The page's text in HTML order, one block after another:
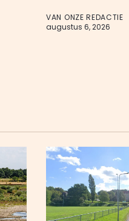
VAN ONZE REDACTIE
augustus 6, 2026